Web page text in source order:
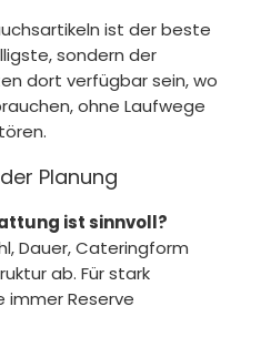
ist der beste
sondern der
dort verfügbar sein, wo
ohne Laufwege
Planung
ist sinnvoll?
Dauer, Cateringform
ab. Für stark
Reserve